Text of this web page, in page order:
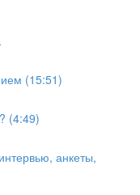
(15:51)
(4:49)
анкеты,